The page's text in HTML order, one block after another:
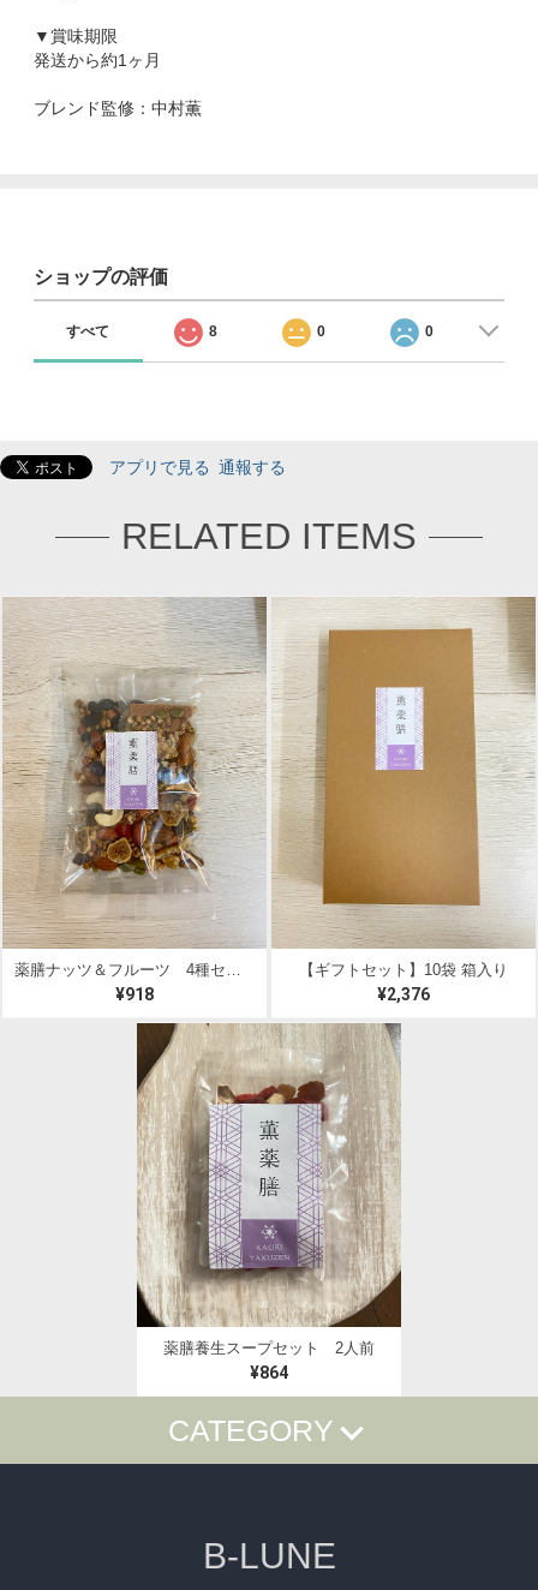
▼賞味期限
発送から約1ヶ月
ブレンド監修：中村薫
ショップの評価
すべて 8 0 0
アプリで見る 通報する
RELATED ITEMS
¥918
【ギフトセット】10袋 箱入り
¥2,376
薬膳養生スープセット 2人前
¥864
CATEGORY
漢方・薬膳フーズ ライフスタイル雑貨
花・フラワーアレンジ 陶器・中国茶器・雑貨
白磁
B-LUNE